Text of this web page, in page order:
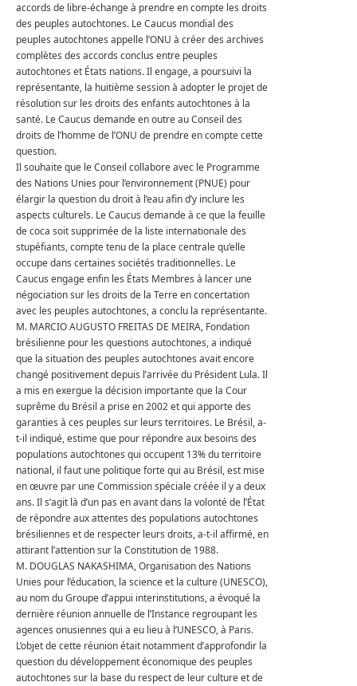
accords de libre-échange à prendre en compte les droits
des peuples autochtones. Le Caucus mondial des
peuples autochtones appelle l’ONU à créer des archives
complètes des accords conclus entre peuples
autochtones et États nations.Il engage, a poursuivi la
représentante, la huitième session à adopter le projet de
résolution sur les droits des enfants autochtones à la
santé. Le Caucus demande en outre au Conseil des
droits de l’homme de l’ONU de prendre en compte cette
question.
Il souhaite que le Conseil collabore avec le Programme
des Nations Unies pour l’environnement (PNUE) pour
élargir la question du droit à l’eau afin d’y inclure les
aspects culturels. Le Caucus demande à ce que la feuille
de coca soit supprimée de la liste internationale des
stupéfiants, compte tenu de la place centrale qu’elle
occupe dans certaines sociétés traditionnelles. Le
Caucus engage enfin les États Membres à lancer une
négociation sur les droits de la Terre en concertation
avec les peuples autochtones, a conclu la représentante.
M. MARCIO AUGUSTO FREITAS DE MEIRA, Fondation
brésilienne pour les questions autochtones, a indiqué
que la situation des peuples autochtones avait encore
changé positivement depuis l’arrivée du Président Lula.Il
a mis en exergue la décision importante que la Cour
suprême du Brésil a prise en 2002 et qui apporte des
garanties à ces peuples sur leurs territoires. Le Brésil, a-
t-il indiqué, estime que pour répondre aux besoins des
populations autochtones qui occupent 13% du territoire
national, il faut une politique forte qui au Brésil, est mise
en œuvre par une Commission spéciale créée il y a deux
ans.Il s’agit là d’un pas en avant dans la volonté de l’État
de répondre aux attentes des populations autochtones
brésiliennes et de respecter leurs droits, a-t-il affirmé, en
attirant l’attention sur la Constitution de 1988.
M. DOUGLAS NAKASHIMA, Organisation des Nations
Unies pour l’éducation, la science et la culture (UNESCO),
au nom du Groupe d’appui interinstitutions, a évoqué la
dernière réunion annuelle de l’Instance regroupant les
agences onusiennes qui a eu lieu à l’UNESCO, à Paris.
L’objet de cette réunion était notamment d’approfondir la
question du développement économique des peuples
autochtones sur la base du respect de leur culture et de